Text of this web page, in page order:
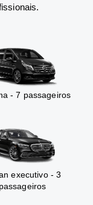
- 7 passageiros
executivo - 3
passageiros